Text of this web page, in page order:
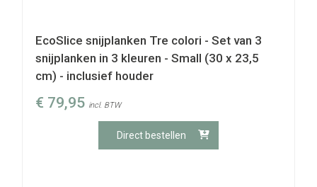
EcoSlice snijplanken Tre colori - Set van 3
snijplanken in 3 kleuren - Small (30 x 23,5
cm) - inclusief houder
€ 79,95 incl. BTW
Direct bestellen